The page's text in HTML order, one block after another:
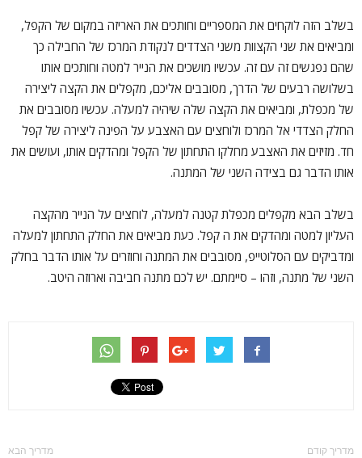
בשלב הזה לוקחים את המספריים וחותכים את האריזה במקום של הקפל,
ומביאים את שני הקצוות משני הצדדים לנקודת המרכז של החבילה כך
שהם נפגשים זה עם זה. עכשיו מושכים את הנייר למטה וחותכים אותו
בשלושה רבעים של הדרך, מסובבים אליכם, מקפלים את הקצה ליצירה
של מכפלת, ומביאים את הקצה שלה שיהיה למעלה. עכשיו מסובבים את
החלק הצדדי אל המרכז ולוחצים עם האצבע על הפינה ליצירה של קפל
חד. מזיזים את האצבע מחלקו התחתון של הקפל ומהדקים אותו, ועושים את
אותו הדבר גם בצידה השני של המתנה.
בשלב הבא מקפלים מכפלת קטנה למעלה, לוחצים על הנייר מהקצה
העליון למטה ומהדקים את ה קפל. כעת מביאים את החלק התחתון למעלה
ומדביקים עם הסלוטייפ, מסובבים את המתנה וחוזרים על אותו הדבר בחלק
השני של מתנה, וזהו – סיימתם. יש לכם מתנה חביבה וארוזה היטב.
מדריך קודם מדריך הבא